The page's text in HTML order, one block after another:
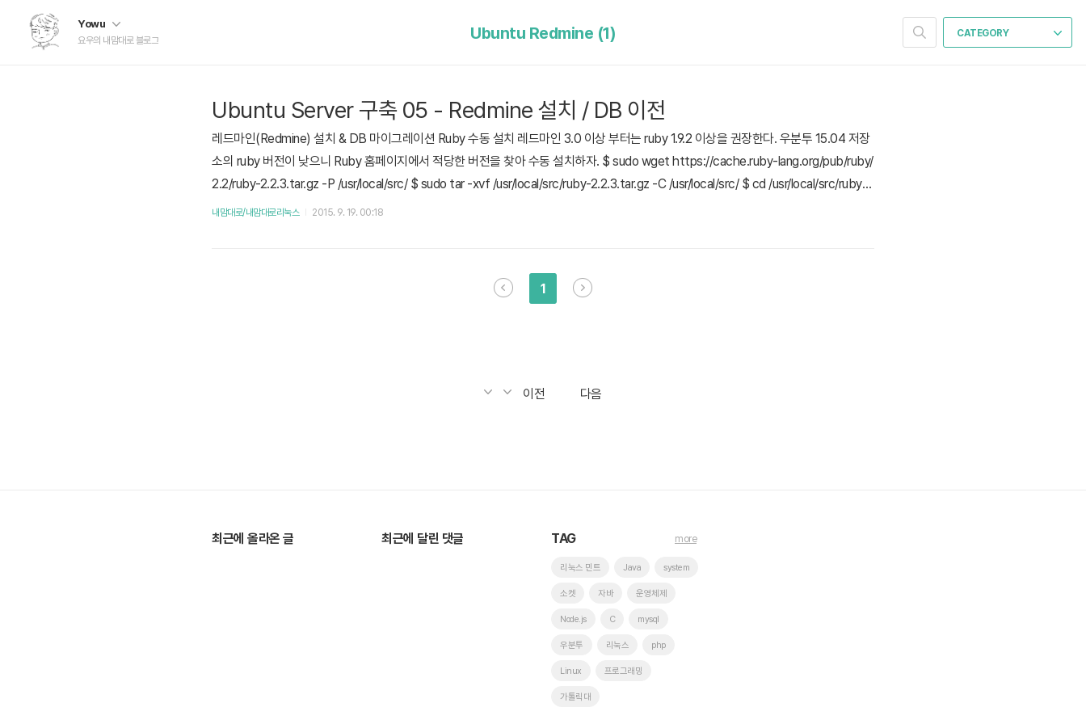
Yowu
요우의 내맘대로 블로그
CATEGORY
Ubuntu Redmine (1)
Ubuntu Server 구축 05 - Redmine 설치 / DB 이전
레드마인(Redmine) 설치 & DB 마이그레이션 Ruby 수동 설치 레드마인 3.0 이상 부터는 ruby 1.9.2 이상을 권장한다. 우분투 15.04 저장
소의 ruby 버전이 낮으니 Ruby 홈페이지에서 적당한 버전을 찾아 수동 설치하자. $ sudo wget https://cache.ruby-lang.org/pub/ruby/
2.2/ruby-2.2.3.tar.gz -P /usr/local/src/ $ sudo tar -xvf /usr/local/src/ruby-2.2.3.tar.gz -C /usr/local/src/ $ cd /usr/local/src/ruby-
2.2.3 $ sudo ./configure $ sudo make && sudo make install 아래와 같이 ruby -v 했을 때 ..
내맘대로/내맘대로리눅스 2015. 9. 19. 00:18
1
이전 다음
최근에 올라온 글 최근에 달린 댓글 TAG
리눅스 민트 Java system
소켓 자바 운영체제
Node.js C mysql
우분투 리눅스 php
Linux 프로그래밍
가톨릭대
more